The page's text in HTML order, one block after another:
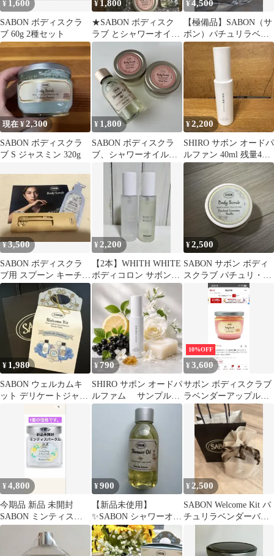
¥1,600
SABON ボディスクラ
ブ 60g 2種セット
¥1,800
★SABON ボディスク
ラブ とシャワーオイル
Green Rose ★
¥4,500
【極備品】SABON（サ
ボン）パチュリラベン
ダーバニラ ギフトセッ
ト
現在 ¥2,300
SABON ボディスクラ
ブ S ジャスミン 320g
¥ 1,800
SABON ボディスクラ
ブ、シャワーオイルセ
¥2,200
SHIRO サボン オードパ
ルファン 40ml 残量4〜
5割
¥3,500
SABON ボディスクラ
ブ用 スプーン キーチャ
ーム 試供品
¥ 2,200
【2本】WHITH WHITE
ボディコロン サボンと
ラベンダー100ml
¥2,500
SABON サボン ボディ
スクラブ パチュリ・ラ
ベンダー・バニラ
¥ 1,980
SABON ウェルカムキ
ット デリケートジャス
ミン 3点セット
¥790
SHIRO サボン オードパ
ルファム サンプルサ
イズ
10%OFF
¥3,600
サボン ボディスクラブ
ラベンダーアップル
600g ボディケア スクラ
¥4,800
今期品 新品 未開封
SABON ミンティスパ
－クルユズ
¥900
【新品未使用】
✨SABON シャワーオイ
ル デリケート・ジャス
ミン 100ml✨
¥2,500
SABON Welcome Kit パ
チュリラベンダーバニ